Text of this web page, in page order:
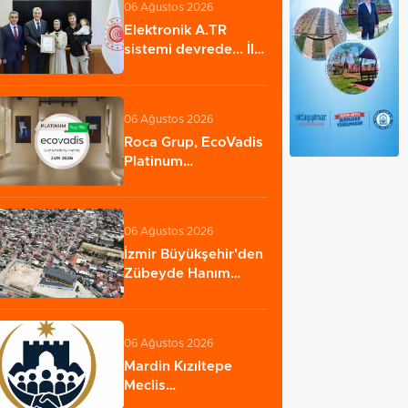
06 Ağustos 2026
Elektronik A.TR
sistemi devrede... İlk
06 Ağustos 2026
Roca Grup, EcoVadis
Platinum
üste…
06 Ağustos 2026
İzmir Büyükşehir'den
Zübeyde Hanım
06 Ağustos 2026
Mardin Kızıltepe
Meclis